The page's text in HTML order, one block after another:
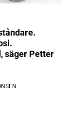
säger Petter